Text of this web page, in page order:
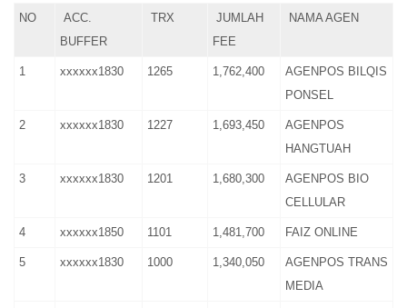
NO
ACC.
BUFFER
TRX
JUMLAH
FEE
NAMA AGEN
1 xxxxxx1830 1265 1,762,400
AGENPOS BILQIS
PONSEL
2 xxxxxx1830 1227 1,693,450
AGENPOS
HANGTUAH
3 xxxxxx1830 1201 1,680,300
AGENPOS BIO
CELLULAR
4 xxxxxx1850 1101 1,481,700 FAIZ ONLINE
5 xxxxxx1830 1000 1,340,050
AGENPOS TRANS
MEDIA